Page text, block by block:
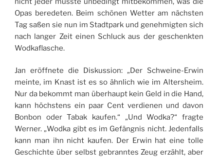
Opas beredeten. Beim schönen Wetter am nächsten
Tag saßen sie nun im Stadtpark und genehmigten sich
nach langer Zeit einen Schluck aus der geschenkten
Wodkaflasche.
Jan eröffnete die Diskussion: „Der Schweine-Erwin
meinte, im Knast ist es so ähnlich wie im Altersheim.
Nur da bekommt man überhaupt kein Geld in die Hand,
kann höchstens ein paar Cent verdienen und davon
Bonbon oder Tabak kaufen.“ „Und Wodka?“ fragte
Werner. „Wodka gibt es im Gefängnis nicht. Jedenfalls
kann man ihn nicht kaufen. Der Erwin hat eine tolle
Geschichte über selbst gebranntes Zeug erzählt, aber